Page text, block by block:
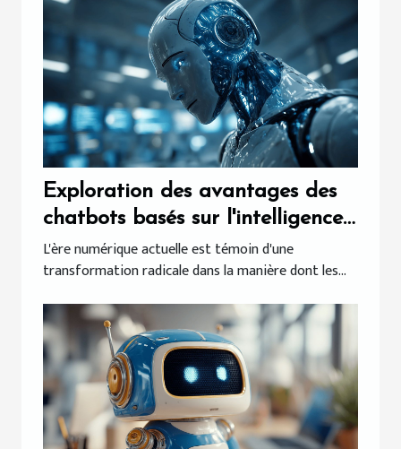
Exploration des avantages des
chatbots basés sur l'intelligence
artificielle
L'ère numérique actuelle est témoin d'une
transformation radicale dans la manière dont les...